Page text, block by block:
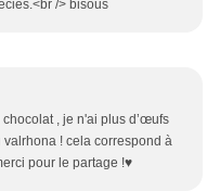
/> bisous
, je n'ai plus d’œufs
! cela correspond à
pour le partage !♥